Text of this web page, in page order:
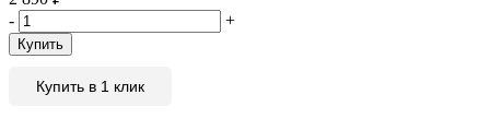
-
+
Купить
Купить в 1 клик